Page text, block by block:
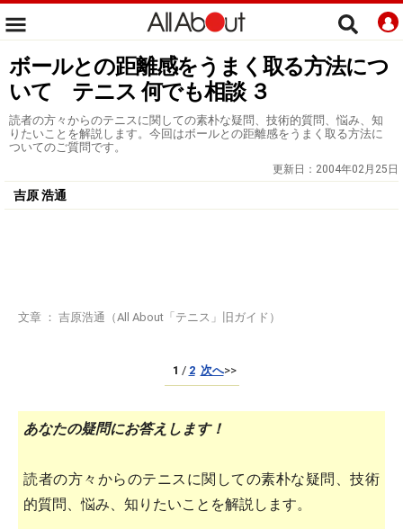
ボールとの距離感をうまく取る方法につ
いて テニス 何でも相談 ３
読者の方々からのテニスに関しての素朴な疑問、技術的質問、悩み、知
りたいことを解説します。今回はボールとの距離感をうまく取る方法に
ついてのご質問です。
更新日： 2004年02月25日
吉原 浩通
文章 ： 吉原浩通（All About「テニス」旧ガイド）
1 / 2 次へ>>
あなたの疑問にお答えします！
読者の方々からのテニスに関しての素朴な疑問、技術
的質問、悩み、知りたいことを解説します。